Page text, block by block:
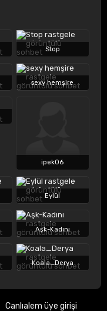
Stop
sexy hemşire
ipek06
Eylül
Aşk-Kadını
Koala_Derya
Canlıalem üye girişi